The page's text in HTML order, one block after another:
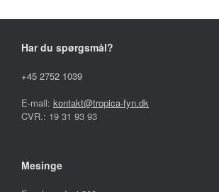
varesiden
Har du spørgsmål?
+45 2752 1039
E-mail: kontakt@tropica-fyn.dk
CVR.: 19 31 93 93
Mesinge